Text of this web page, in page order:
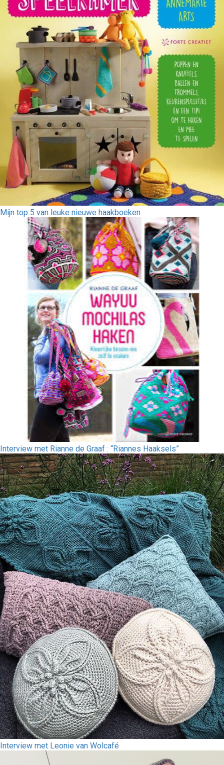
Mijn top 5 van leuke nieuwe haakboeken
Interview met Rianne de Graaf : “Riannes Haaksels”
Interview met Leonie van Wolcafé